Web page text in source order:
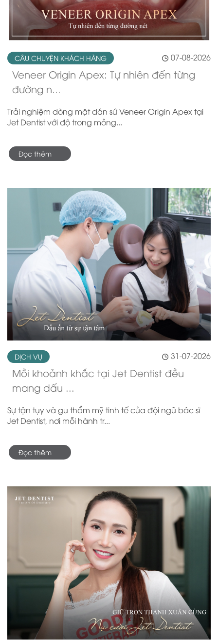
07-08-2026
CÂU CHUYỆN KHÁCH HÀNG
Veneer Origin Apex: Tự nhiên đến từng
đường n...
Trải nghiệm dòng mặt dán sứ Veneer Origin Apex tại
Jet Dentist với độ trong mỏng...
Đọc thêm
31-07-2026
DỊCH VỤ
Mỗi khoảnh khắc tại Jet Dentist đều
mang dấu ...
Sự tận tụy và gu thẩm mỹ tinh tế của đội ngũ bác sĩ
Jet Dentist, nơi mỗi hành tr...
Đọc thêm